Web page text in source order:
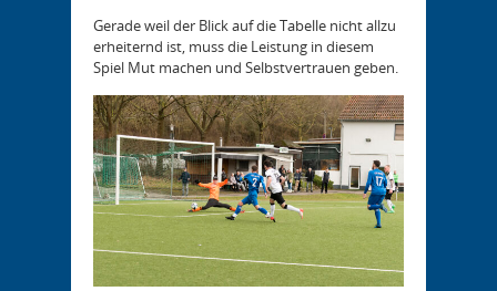
Gerade weil der Blick auf die Tabelle nicht allzu
erheiternd ist, muss die Leistung in diesem
Spiel Mut machen und Selbstvertrauen geben.